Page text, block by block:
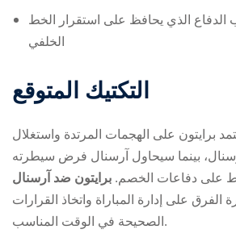
الذي يحافظ على استقرار الخط
الخلفي
التكتيك المتوقع
برايتون على الهجمات المرتدة واستغلال
بينما سيحاول آرسنال فرض سيطرته
على دفاعات الخصم. برايتون ضد آرسنال
الفرق على إدارة المباراة واتخاذ القرارات
الصحيحة في الوقت المناسب.